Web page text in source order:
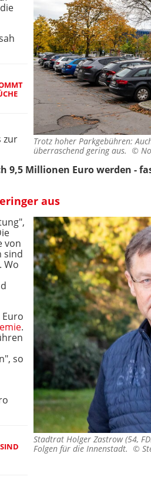
Trotz hoher Parkgebühren:
überraschend gering aus. ©
zur
9,5 Millionen Euro werden -
aus
Stadtrat Holger Zastrow (54,
Folgen für die Innenstadt. ©
von
sind
Wo
.
so